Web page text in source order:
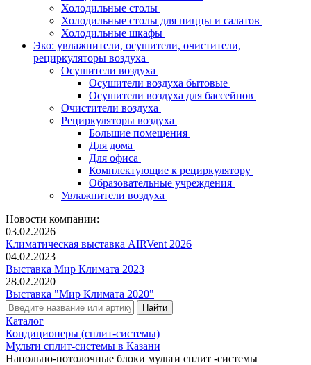
Холодильные столы
Холодильные столы для пиццы и салатов
Холодильные шкафы
Эко: увлажнители, осушители, очистители,
рециркуляторы воздуха
Осушители воздуха
Осушители воздуха бытовые
Осушители воздуха для бассейнов
Очистители воздуха
Рециркуляторы воздуха
Большие помещения
Для дома
Для офиса
Комплектующие к рециркулятору
Образовательные учреждения
Увлажнители воздуха
Новости компании:
03.02.2026
Климатическая выставка AIRVent 2026
04.02.2023
Выставка Мир Климата 2023
28.02.2020
Выставка "Мир Климата 2020"
Каталог
Кондиционеры (сплит-системы)
Мульти сплит-системы в Казани
Напольно-потолочные блоки мульти сплит -системы